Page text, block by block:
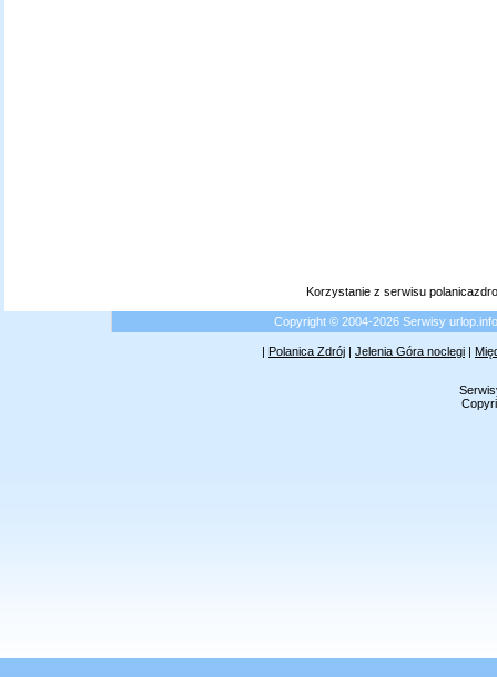
Korzystanie z serwisu
Copyright © 2004-2026 Serwisy
| Polanica Zdrój | Jelenia Góra noclegi |